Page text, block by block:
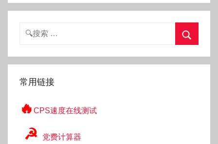
搜
索
常用链接
🔥 CPS速度在线测试
☭ 党费计算器